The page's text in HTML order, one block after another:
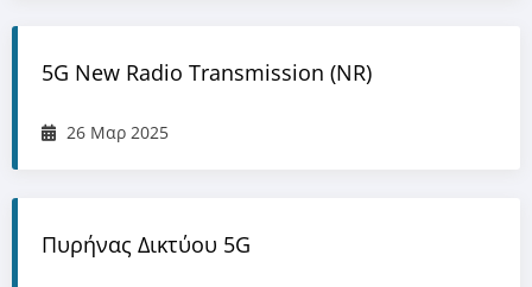
5G New Radio Transmission (NR)
26 Μαρ 2025
Πυρήνας Δικτύου 5G